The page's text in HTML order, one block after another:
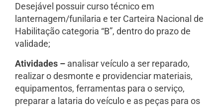
Desejável possuir curso técnico em
lanternagem/funilaria e ter Carteira Nacional de
Habilitação categoria “B”, dentro do prazo de
validade;
Atividades – analisar veículo a ser reparado,
realizar o desmonte e providenciar materiais,
equipamentos, ferramentas para o serviço,
preparar a lataria do veículo e as peças para os